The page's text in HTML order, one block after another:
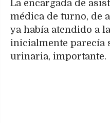
La encargada de
médica de turno, de
ya había atendido a
inicialmente parecía
urinaria, importante.